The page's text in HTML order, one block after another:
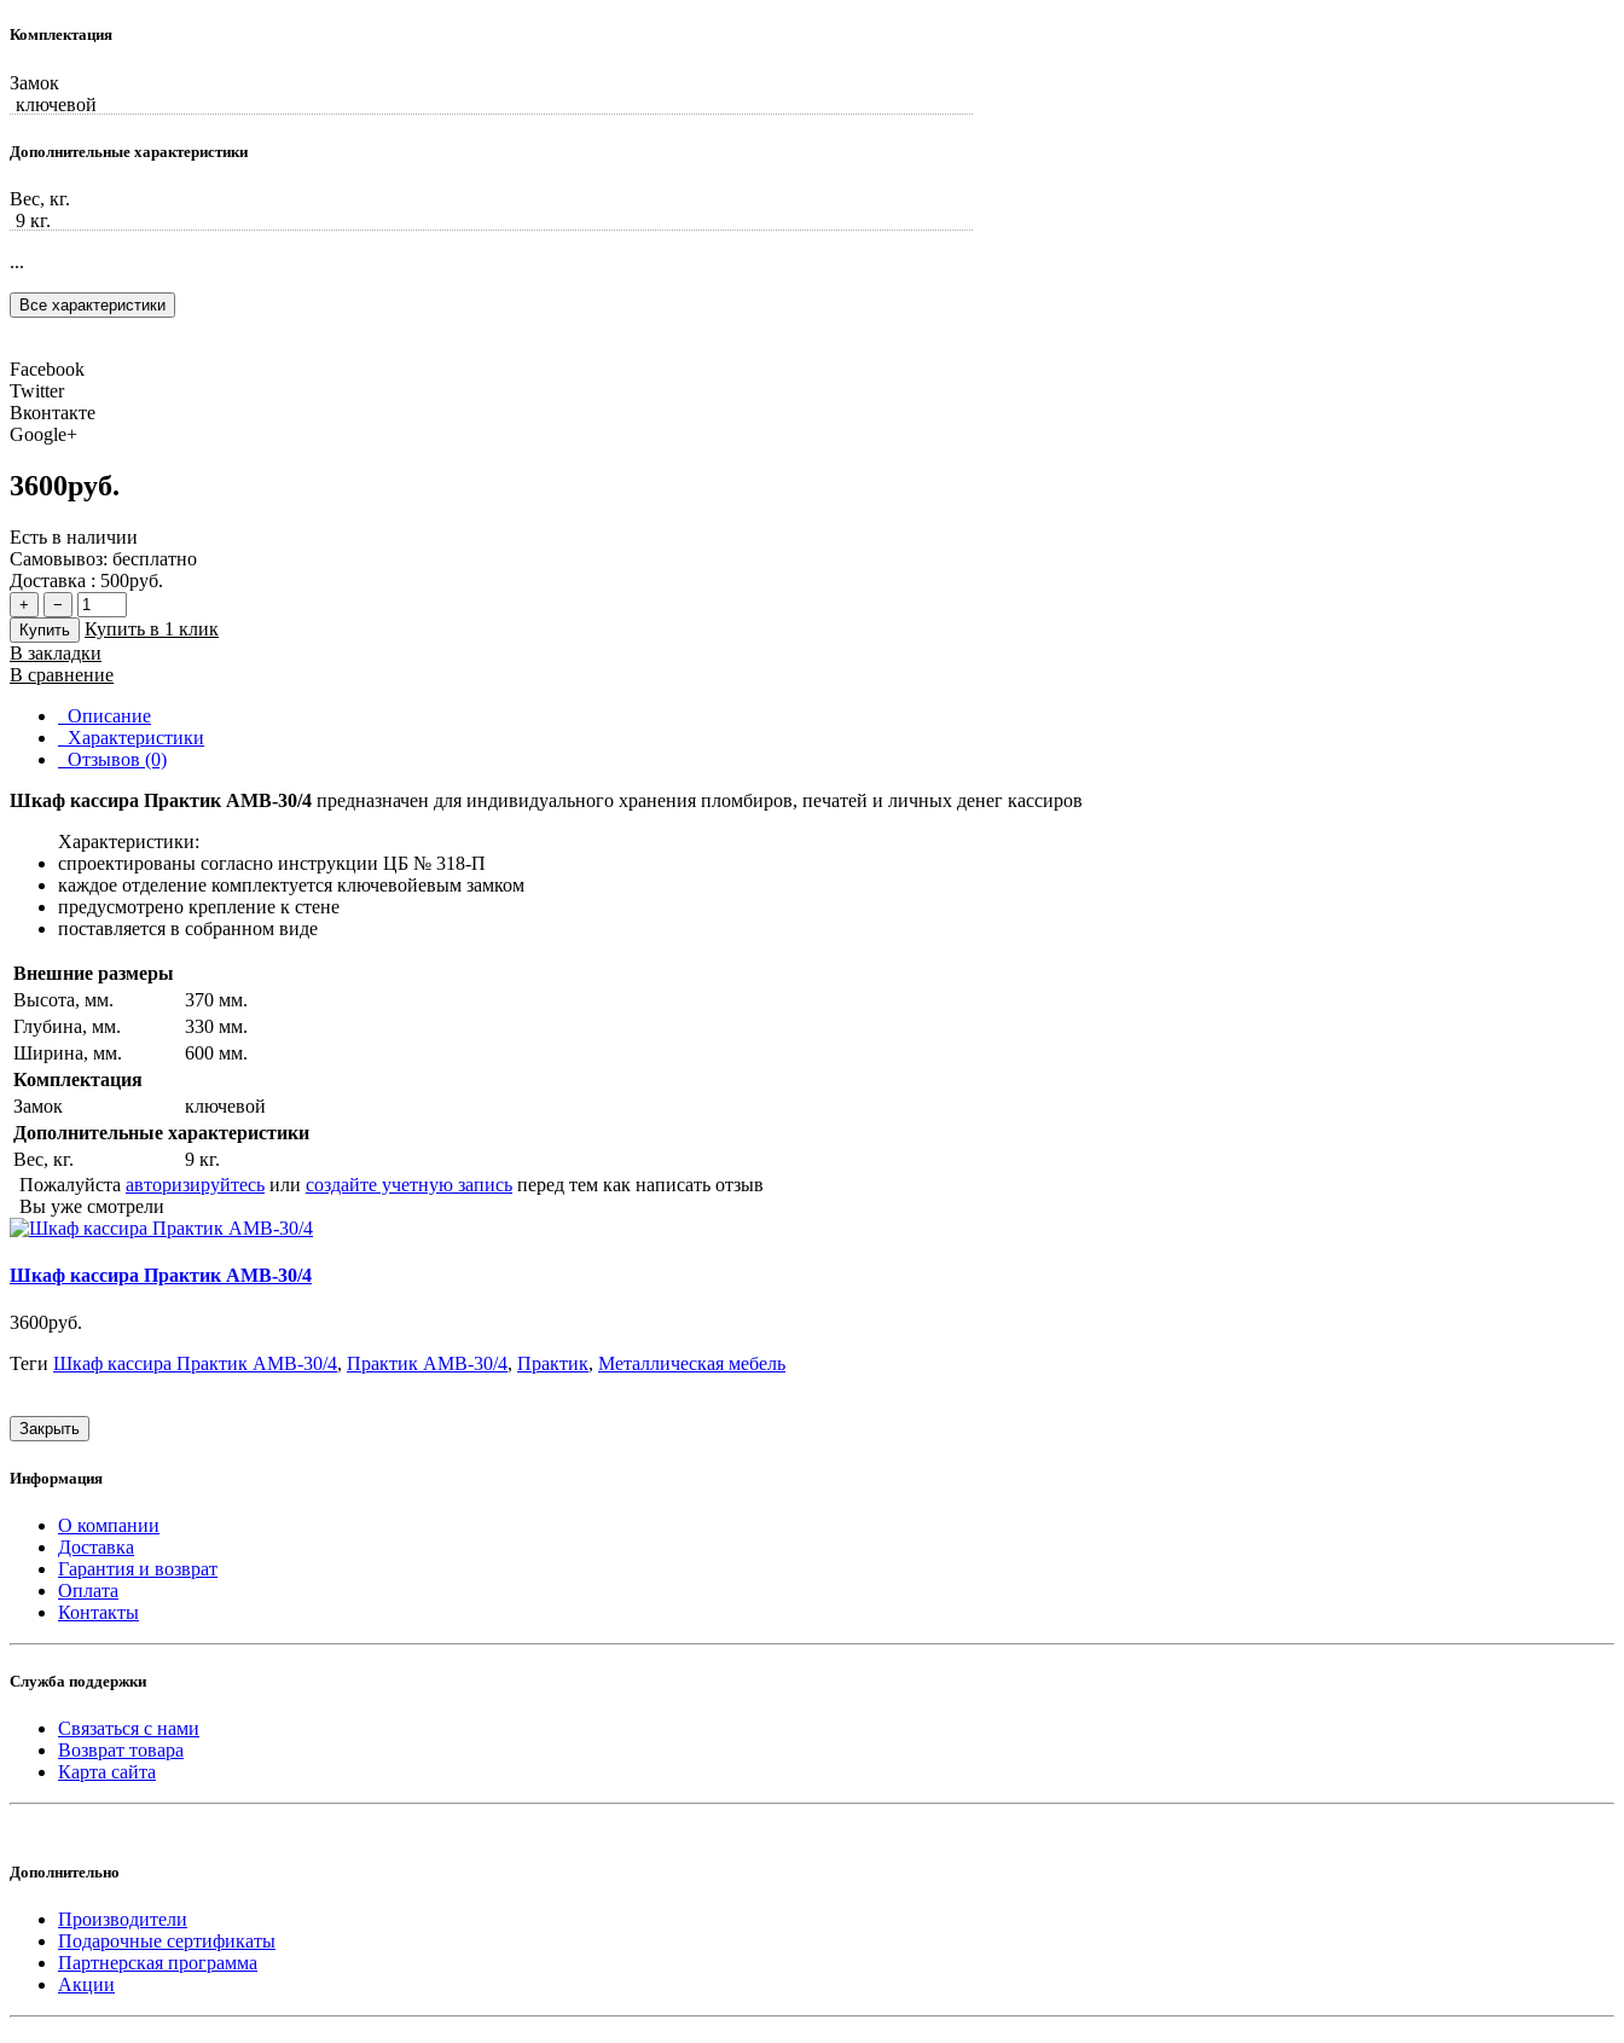
Комплектация
Замок
ключевой
Дополнительные характеристики
Вес, кг.
9 кг.
...
Все характеристики
Facebook
Twitter
Вконтакте
Google+
3600руб.
Есть в наличии
Самовывоз: бесплатно
Доставка : 500руб.
+
−
Купить
Купить в 1 клик
В закладки
В сравнение
Описание
Характеристики
Отзывов (0)
Шкаф кассира Практик AMB-30/4 предназначен для индивидуального хранения пломбиров, печатей и личных денег кассиров
Характеристики:
спроектированы согласно инструкции ЦБ № 318-П
каждое отделение комплектуется ключевойевым замком
предусмотрено крепление к стене
поставляется в собранном виде
Внешние размеры
Высота, мм.
370 мм.
Глубина, мм.
330 мм.
Ширина, мм.
600 мм.
Комплектация
Замок
ключевой
Дополнительные характеристики
Вес, кг.
9 кг.
Пожалуйста авторизируйтесь или создайте учетную запись перед тем как написать отзыв
Вы уже смотрели
Шкаф кассира Практик AMB-30/4
3600руб.
Теги Шкаф кассира Практик AMB-30/4, Практик AMB-30/4, Практик, Металлическая мебель
Закрыть
Информация
О компании
Доставка
Гарантия и возврат
Оплата
Контакты
Служба поддержки
Связаться с нами
Возврат товара
Карта сайта
Дополнительно
Производители
Подарочные сертификаты
Партнерская программа
Акции